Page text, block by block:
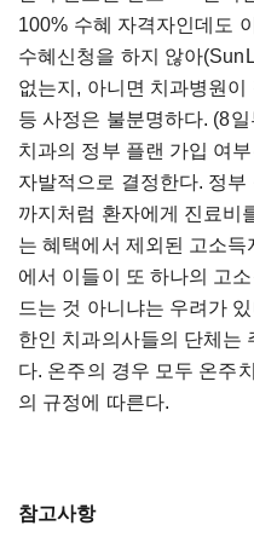
100% 수혜 자격자인데도
수혜신청을 하지 않아
없는지, 아니면 치과병원이
등 사정은 불분명하다. (8
치과의 정부 플랜 가입 여
자발적으로 결정한다. 정부
까지처럼 환자에게 진료비
는 혜택에서 제외된 고소
에서 이들이 또 하나의 고
드는 것 아니냐는 우려가
한인 치과의사들의 단체는
다. 온주의 경우 모두 온주
의 규정에 따른다.
참고사항